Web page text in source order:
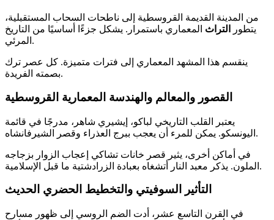
من المدينة القديمة القروسطية إلى ناطحات السحاب المستقبلية،
يتطور
التراث المعماري باستمرار. يشكل جزءًا أساسيًا من التاريخ
المرئي.
ينقسم هذا المشهد المعماري إلى فترات متميزة. كل عصر ترك
بصمته الفريدة.
القصور والمعالم والهندسة المعمارية القروسطية
يعتبر القلب التاريخي لباكو، إيشيري شاهر، مدرجًا في قائمة
اليونسكو. يمكن للمرء أن يعجب ببرج العذراء وقصر الشيرفانشاه.
في أماكن أخرى، يثير قصر خانات تشاكي إعجاب الزوار بزجاجه
الملون. يذكر معبد النار أتشغاه بعبادة الزرادشتية ما قبل الإسلامية.
التأثير السوفيتي والتخطيط الحضري الحديث
في القرن التاسع عشر، أدت الضم الروسي إلى ظهور مسارح